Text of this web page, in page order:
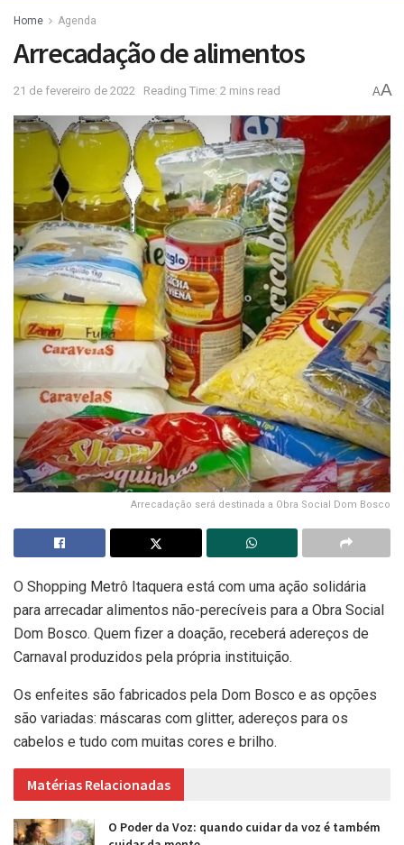
Home Agenda
Arrecadação de alimentos
21 de fevereiro de 2022 Reading Time: 2 mins read AA
Arrecadação será destinada a Obra Social Dom Bosco
O Shopping Metrô Itaquera está com uma ação solidária
para arrecadar alimentos não-perecíveis para a Obra Social
Dom Bosco. Quem fizer a doação, receberá adereços de
Carnaval produzidos pela própria instituição.
Os enfeites são fabricados pela Dom Bosco e as opções
são variadas: máscaras com glitter, adereços para os
cabelos e tudo com muitas cores e brilho.
Matérias Relacionadas
O Poder da Voz: quando cuidar da voz é também